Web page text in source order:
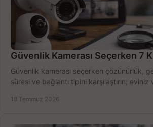
Güvenlik Kamerası Seçerken 7
Güvenlik kamerası seçerken çözünürlük,
süresi ve bağlantı tipini karşılaştırın;
18 Temmuz 2026